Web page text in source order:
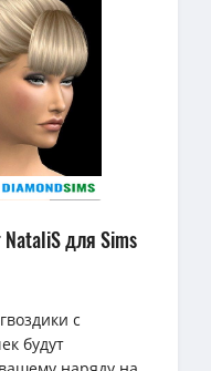
для Sims
с
будут